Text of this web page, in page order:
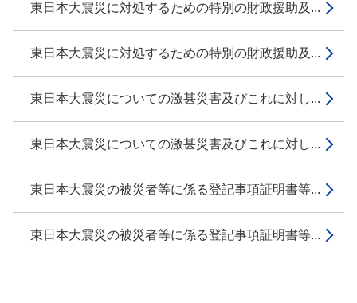
東日本大震災に対処するための特別の財政援助及...
東日本大震災に対処するための特別の財政援助及...
東日本大震災についての激甚災害及びこれに対し...
東日本大震災についての激甚災害及びこれに対し...
東日本大震災の被災者等に係る登記事項証明書等...
東日本大震災の被災者等に係る登記事項証明書等...